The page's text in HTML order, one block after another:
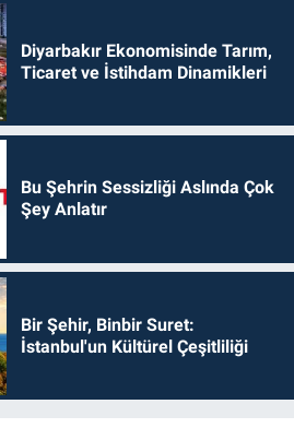
Diyarbakır Ekonomisinde Tarım,
Ticaret ve İstihdam Dinamikleri
Bu Şehrin Sessizliği Aslında Çok
Şey Anlatır
Bir Şehir, Binbir Suret:
İstanbul'un Kültürel Çeşitliliği